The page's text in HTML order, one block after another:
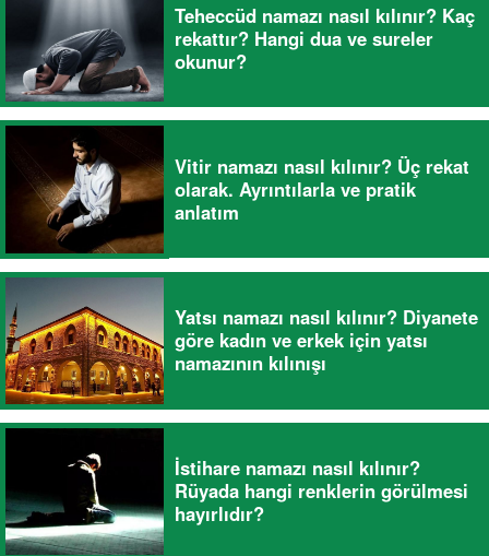
Teheccüd namazı nasıl kılınır? Kaç
rekattır? Hangi dua ve sureler
okunur?
Vitir namazı nasıl kılınır? Üç rekat
olarak. Ayrıntılarla ve pratik
anlatım
Yatsı namazı nasıl kılınır? Diyanete
göre kadın ve erkek için yatsı
namazının kılınışı
İstihare namazı nasıl kılınır?
Rüyada hangi renklerin görülmesi
hayırlıdır?